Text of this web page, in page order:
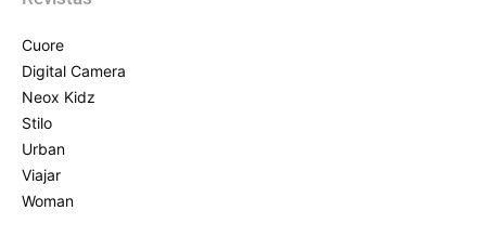
Cuore
Digital Camera
Neox Kidz
Stilo
Urban
Viajar
Woman